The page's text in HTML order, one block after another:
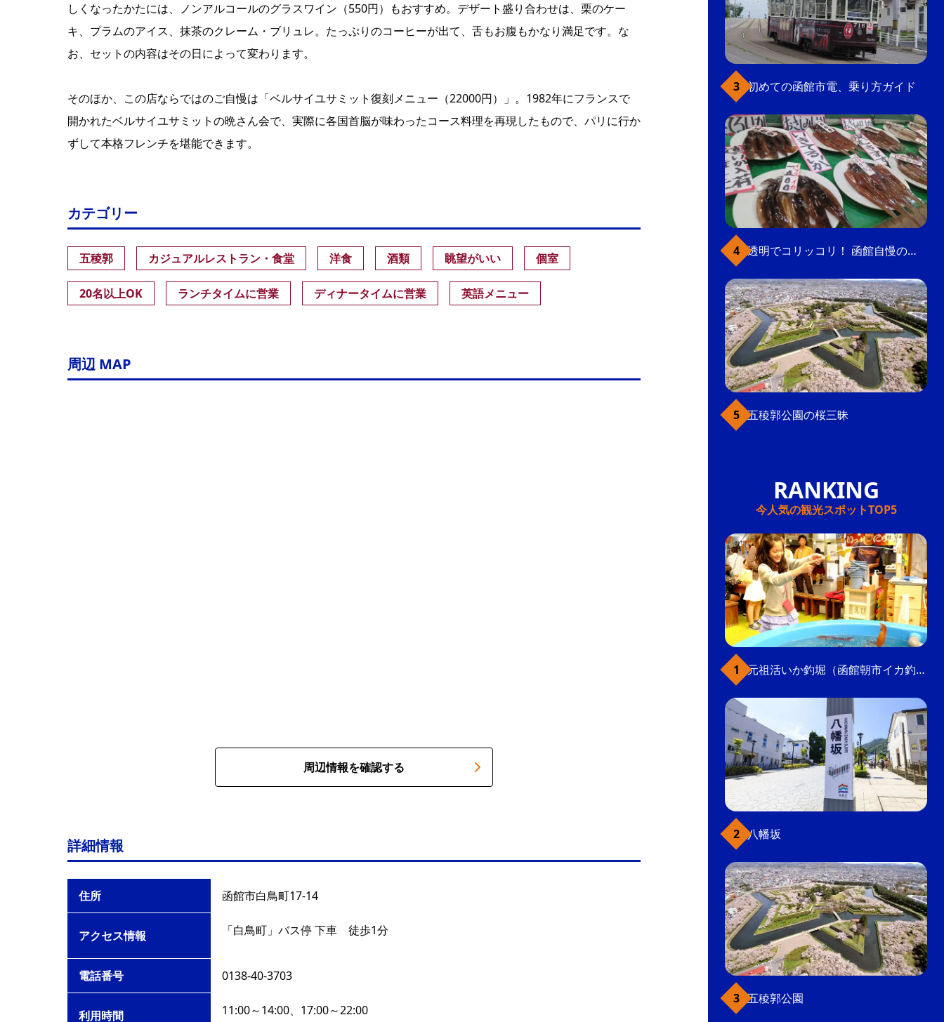
しくなったかたには、ノンアルコールのグラスワイン（550円）もおすすめ。デザート盛り合わせは、栗のケー
キ、プラムのアイス、抹茶のクレーム・ブリュレ。たっぷりのコーヒーが出て、舌もお腹もかなり満足です。な
お、セットの内容はその日によって変わります。
そのほか、この店ならではのご自慢は「ベルサイユサミット復刻メニュー（22000円）」。1982年にフランスで
開かれたベルサイユサミットの晩さん会で、実際に各国首脳が味わったコース料理を再現したもので、パリに行か
ずして本格フレンチを堪能できます。
カテゴリー
五稜郭 カジュアルレストラン・食堂 洋食 酒類 眺望がいい 個室
20名以上OK ランチタイムに営業 ディナータイムに営業 英語メニュー
周辺 MAP
周辺情報を確認する
詳細情報
住所 函館市白鳥町17-14
アクセス情報 「白鳥町」バス停 下車 徒歩1分
電話番号 0138-40-3703
利用時間 11:00～14:00、17:00～22:00
初めての函館市電、乗り方ガイド
透明でコリッコリ！ 函館自慢のいかをどうぞ
五稜郭公園の桜三昧
今人気の観光スポットTOP5
元祖活いか釣堀（函館朝市イカ釣り体験）
八幡坂
五稜郭公園